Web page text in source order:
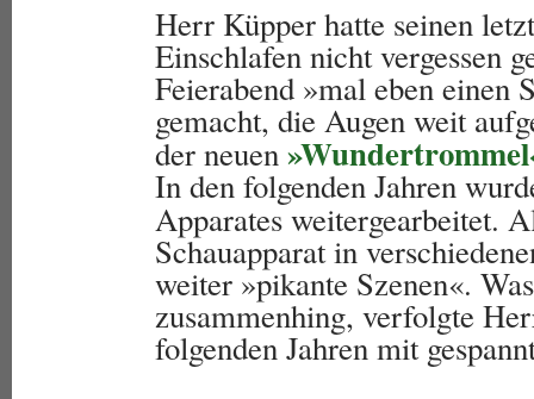
Herr Küpper hatte seinen
Einschlafen nicht vergessen
Feierabend »mal eben einen
gemacht, die Augen weit
der neuen
In den folgenden Jahren
Apparates weitergearbeitet.
Schauapparat in
weiter »pikante Szenen«.
zusammenhing, verfolgte
folgenden Jahren mit